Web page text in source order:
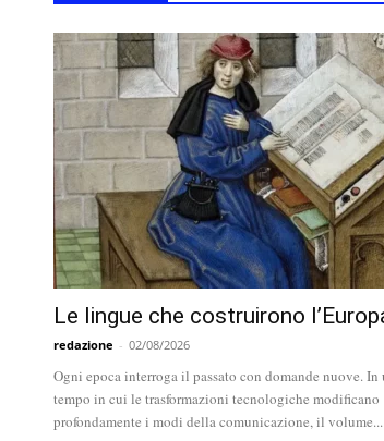
Le lingue che costruirono
redazione - 02/08/2026
Ogni epoca interroga il passato con domande nuove. In
tempo in cui le trasformazioni tecnologiche modificano
profondamente i modi della comunicazione, il volume...